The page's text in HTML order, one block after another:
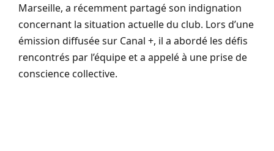
Marseille, a récemment partagé son indignation
concernant la situation actuelle du club. Lors d’une
émission diffusée sur Canal +, il a abordé les défis
rencontrés par l’équipe et a appelé à une prise de
conscience collective.